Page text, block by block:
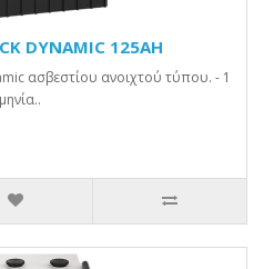
DYNAMIC 125AH
ασβεστίου ανοιχτού τύπου. - 1